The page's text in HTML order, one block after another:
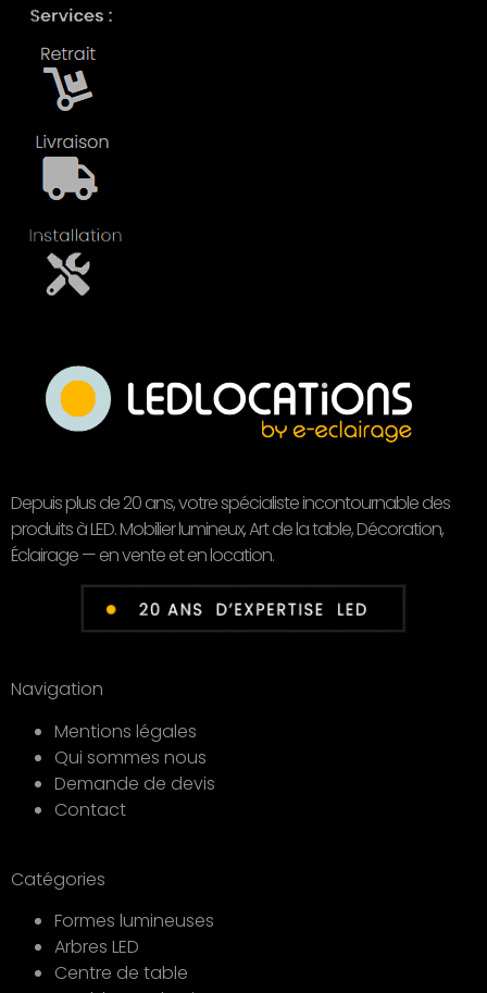
Depuis plus de 20 ans, votre spécialiste incontournable des
produits à LED. Mobilier lumineux, Art de la table, Décoration,
Éclairage — en vente et en location.
Navigation
Mentions légales
Qui sommes nous
Demande de devis
Contact
Catégories
Formes lumineuses
Arbres LED
Centre de table